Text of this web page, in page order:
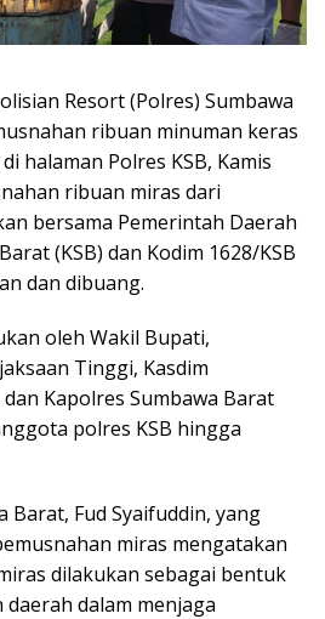
Resort (Polres) Sumbawa
ribuan minuman keras
halaman Polres KSB, Kamis
ribuan miras dari
bersama Pemerintah Daerah
(KSB) dan Kodim 1628/KSB
dan dibuang.
oleh Wakil Bupati,
Tinggi, Kasdim
Kapolres Sumbawa Barat
polres KSB hingga
Barat, Fud Syaifuddin, yang
miras mengatakan
dilakukan sebagai bentuk
dalam menjaga